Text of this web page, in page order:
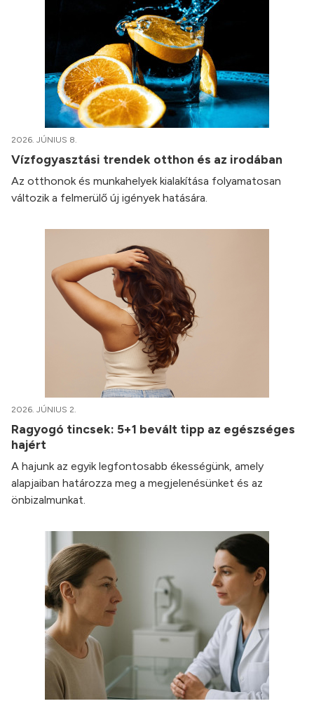
2026. JÚNIUS 8.
Vízfogyasztási trendek otthon és az irodában
Az otthonok és munkahelyek kialakítása folyamatosan
változik a felmerülő új igények hatására.
2026. JÚNIUS 2.
Ragyogó tincsek: 5+1 bevált tipp az egészséges
hajért
A hajunk az egyik legfontosabb ékességünk, amely
alapjaiban határozza meg a megjelenésünket és az
önbizalmunkat.